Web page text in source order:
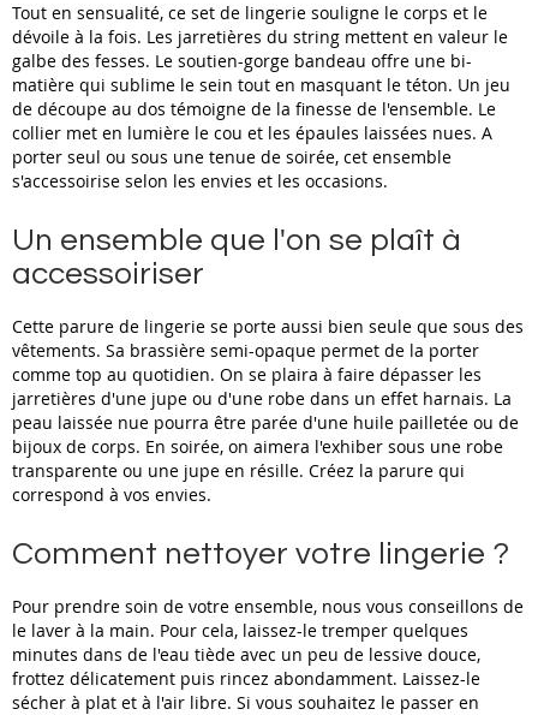
Tout en sensualité, ce set de lingerie souligne le corps et le
dévoile à la fois. Les jarretières du string mettent en valeur le
galbe des fesses. Le soutien-gorge bandeau offre une bi-
matière qui sublime le sein tout en masquant le téton. Un jeu
de découpe au dos témoigne de la finesse de l'ensemble. Le
collier met en lumière le cou et les épaules laissées nues. A
porter seul ou sous une tenue de soirée, cet ensemble
s'accessoirise selon les envies et les occasions.
Un ensemble que l'on se plaît à
accessoiriser
Cette parure de lingerie se porte aussi bien seule que sous des
vêtements. Sa brassière semi-opaque permet de la porter
comme top au quotidien. On se plaira à faire dépasser les
jarretières d'une jupe ou d'une robe dans un effet harnais. La
peau laissée nue pourra être parée d'une huile pailletée ou de
bijoux de corps. En soirée, on aimera l'exhiber sous une robe
transparente ou une jupe en résille. Créez la parure qui
correspond à vos envies.
Comment nettoyer votre lingerie ?
Pour prendre soin de votre ensemble, nous vous conseillons de
le laver à la main. Pour cela, laissez-le tremper quelques
minutes dans de l'eau tiède avec un peu de lessive douce,
frottez délicatement puis rincez abondamment. Laissez-le
sécher à plat et à l'air libre. Si vous souhaitez le passer en